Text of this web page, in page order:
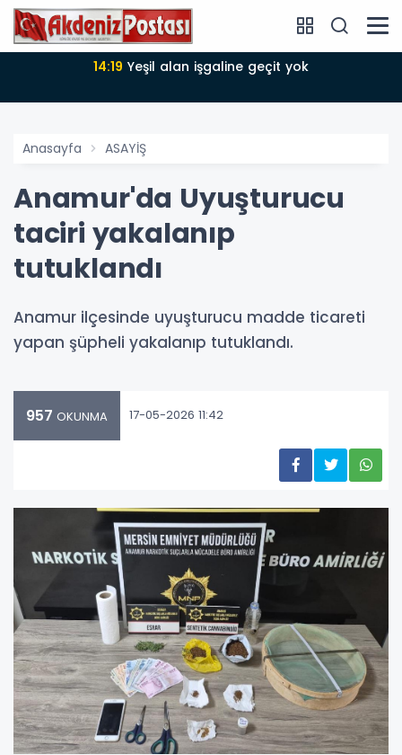
Anasayfa ASAYİŞ
Anamur'da Uyuşturucu
taciri yakalanıp
tutuklandı
Anamur ilçesinde uyuşturucu madde ticareti
yapan şüpheli yakalanıp tutuklandı.
957 OKUNMA 17-05-2026 11:42